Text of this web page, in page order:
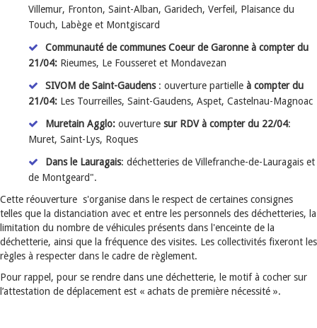
Villemur, Fronton, Saint-Alban, Garidech, Verfeil, Plaisance du
Touch, Labège et Montgiscard
Communauté de communes Coeur de Garonne à compter du
21/04: Rieumes, Le Fousseret et Mondavezan
SIVOM de Saint-Gaudens: ouverture partielle à compter du
21/04: Les Tourreilles, Saint-Gaudens, Aspet, Castelnau-Magnoac
Muretain Agglo: ouverture sur RDV à compter du 22/04:
Muret, Saint-Lys, Roques
Dans le Lauragais: déchetteries de Villefranche-de-Lauragais et
de Montgeard".
Cette réouverture s'organise dans le respect de certaines consignes
telles que la distanciation avec et entre les personnels des déchetteries, la
limitation du nombre de véhicules présents dans l'enceinte de la
déchetterie, ainsi que la fréquence des visites. Les collectivités fixeront les
règles à respecter dans le cadre de règlement.
Pour rappel, pour se rendre dans une déchetterie, le motif à cocher sur
l’attestation de déplacement est « achats de première nécessité ».